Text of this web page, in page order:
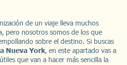
de un viaje lleva muchos
pero nosotros somos de los que
sobre el destino. Si buscas
Nueva York, en este apartado vas a
que van a hacer más sencilla la